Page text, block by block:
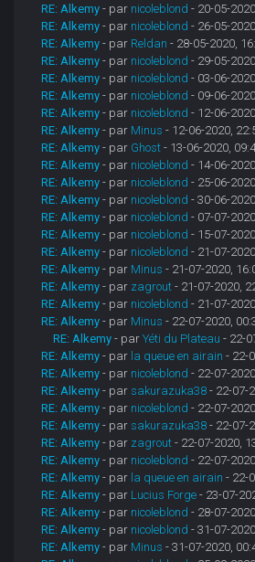
RE: Alkemy - par nicoleblond - 20-05-
RE: Alkemy - par nicoleblond - 26-05-
RE: Alkemy - par Reldan - 28-05-2020,
RE: Alkemy - par nicoleblond - 29-05-
RE: Alkemy - par nicoleblond - 03-06-
RE: Alkemy - par nicoleblond - 09-06-
RE: Alkemy - par nicoleblond - 12-06-
RE: Alkemy - par Minus - 12-06-2020,
RE: Alkemy - par Ghost - 13-06-2020,
RE: Alkemy - par nicoleblond - 14-06-
RE: Alkemy - par nicoleblond - 25-06-
RE: Alkemy - par nicoleblond - 30-06-
RE: Alkemy - par nicoleblond - 07-07-
RE: Alkemy - par nicoleblond - 15-07-
RE: Alkemy - par nicoleblond - 21-07-
RE: Alkemy - par Minus - 21-07-2020,
RE: Alkemy - par zagrout - 21-07-2020,
RE: Alkemy - par nicoleblond - 21-07-
RE: Alkemy - par Minus - 22-07-2020,
RE: Alkemy - parYéti du Plateau - 22-
RE: Alkemy - par la queue en airain - 22-
RE: Alkemy - par nicoleblond - 22-07-
RE: Alkemy - par sakurazuka38 - 22-07-
RE: Alkemy - par nicoleblond - 22-07-
RE: Alkemy - par sakurazuka38 - 22-07-
RE: Alkemy - par zagrout - 22-07-2020,
RE: Alkemy - par nicoleblond - 22-07-
RE: Alkemy - par la queue en airain - 22-
RE: Alkemy - par Lucius Forge - 23-07-
RE: Alkemy - par nicoleblond - 28-07-
RE: Alkemy - par nicoleblond - 31-07-
RE: Alkemy - par Minus - 31-07-2020,